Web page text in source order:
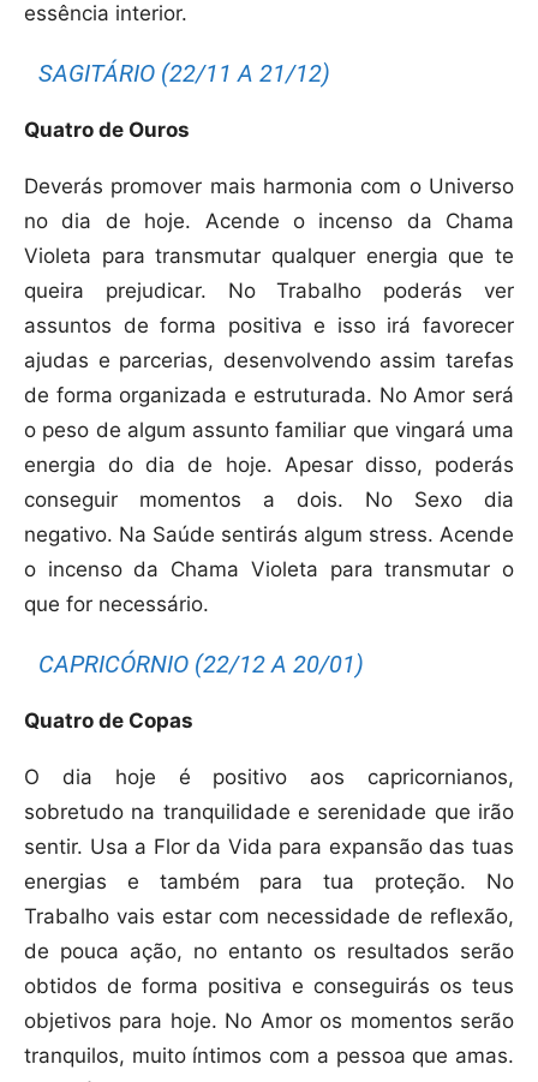
essência interior.
SAGITÁRIO (22/11 A 21/12)
Quatro de Ouros
Deverás promover mais harmonia com o Universo
no dia de hoje. Acende o incenso da Chama
Violeta para transmutar qualquer energia que te
queira prejudicar. No Trabalho poderás ver
assuntos de forma positiva e isso irá favorecer
ajudas e parcerias, desenvolvendo assim tarefas
de forma organizada e estruturada. No Amor será
o peso de algum assunto familiar que vingará uma
energia do dia de hoje. Apesar disso, poderás
conseguir momentos a dois. No Sexo dia
negativo. Na Saúde sentirás algum stress. Acende
o incenso da Chama Violeta para transmutar o
que for necessário.
CAPRICÓRNIO (22/12 A 20/01)
Quatro de Copas
O dia hoje é positivo aos capricornianos,
sobretudo na tranquilidade e serenidade que irão
sentir. Usa a Flor da Vida para expansão das tuas
energias e também para tua proteção. No
Trabalho vais estar com necessidade de reflexão,
de pouca ação, no entanto os resultados serão
obtidos de forma positiva e conseguirás os teus
objetivos para hoje. No Amor os momentos serão
tranquilos, muito íntimos com a pessoa que amas.